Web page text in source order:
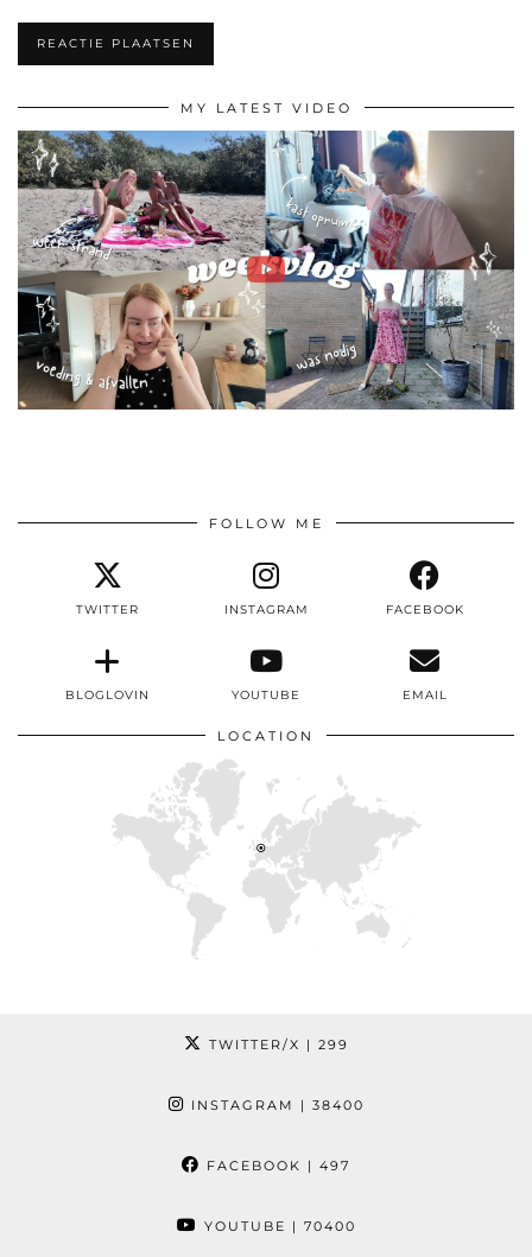
MY LATEST VIDEO
FOLLOW ME
TWITTER INSTAGRAM FACEBOOK
BLOGLOVIN YOUTUBE EMAIL
LOCATION
TWITTER/X | 299
INSTAGRAM | 38400
FACEBOOK | 497
YOUTUBE | 70400